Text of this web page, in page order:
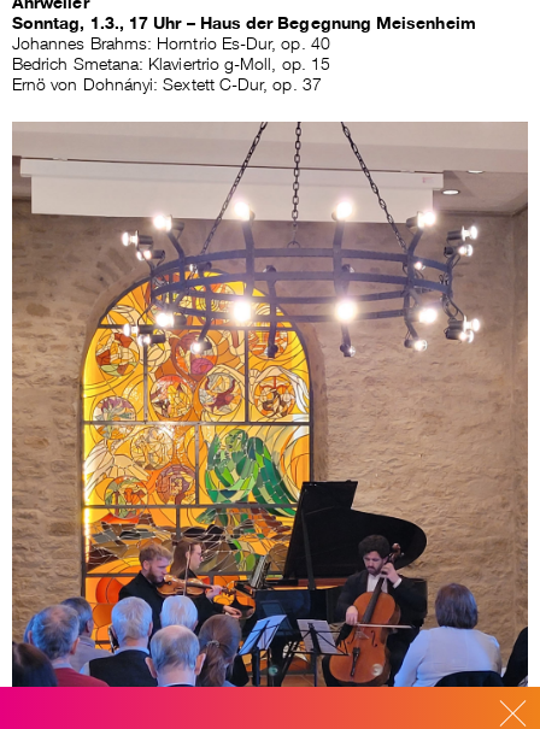
Sonntag, 1.3., 17 Uhr – Haus der Begegnung Meisenheim
Johannes Brahms: Horntrio Es-Dur, op. 40
Bedrich Smetana: Klaviertrio g-Moll, op. 15
Ernö von Dohnányi: Sextett C-Dur, op. 37